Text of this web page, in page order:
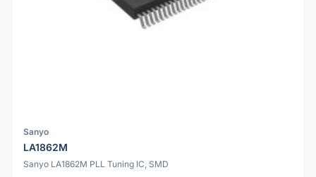
Sanyo
LA1862M
Sanyo LA1862M PLL Tuning IC, SMD